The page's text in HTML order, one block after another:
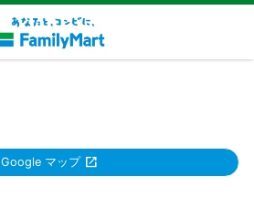
Google マップ